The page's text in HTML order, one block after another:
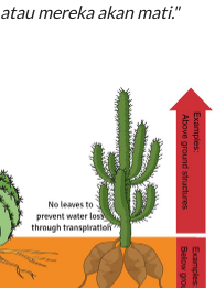
mereka akan mati."